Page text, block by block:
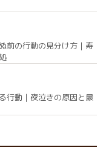
前の行動の見分け方｜寿
行動｜夜泣きの原因と最